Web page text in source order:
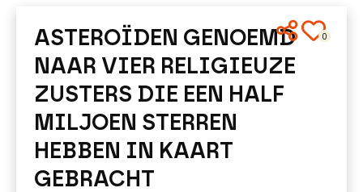
0
ASTEROÏDEN GENOEMD
NAAR VIER RELIGIEUZE
ZUSTERS DIE EEN HALF
MILJOEN STERREN
HEBBEN IN KAART
GEBRACHT